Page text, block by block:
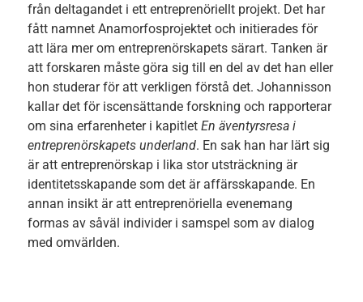
från deltagandet i ett entreprenöriellt projekt. Det har
fått namnet Anamorfosprojektet och initierades för
att lära mer om entreprenörskapets särart. Tanken är
att forskaren måste göra sig till en del av det han eller
hon studerar för att verkligen förstå det. Johannisson
kallar det för iscensättande forskning och rapporterar
om sina erfarenheter i kapitlet En äventyrsresa i
entreprenörskapets underland. En sak han har lärt sig
är att entreprenörskap i lika stor utsträckning är
identitetsskapande som det är affärsskapande. En
annan insikt är att entreprenöriella evenemang
formas av såväl individer i samspel som av dialog
med omvärlden.